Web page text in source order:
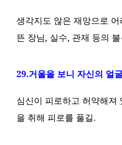
생각지도 않은 재앙으로
뜬 장님, 실수, 관재 등의
29.거울을 보니 자신의 얼
심신이 피로하고 허약해져
을 취해 피로를 풀길.